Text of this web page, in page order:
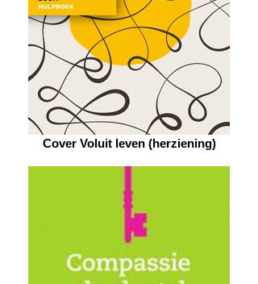
Cover Voluit leven (herziening)